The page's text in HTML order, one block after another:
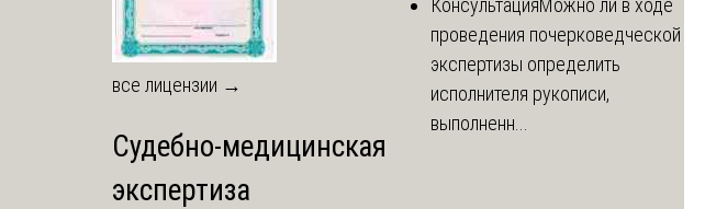
все лицензии →
Судебно-медицинская
экспертиза
КонсультацияМожно ли в ходе
проведения почерковедческой
экспертизы определить
исполнителя рукописи,
выполненн...